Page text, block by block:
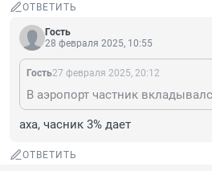
ОТВЕТИТЬ
Гость
28 февраля 2025, 10:55
Гость27 февраля 2025, 20:12
аха, часник 3% дает
ОТВЕТИТЬ